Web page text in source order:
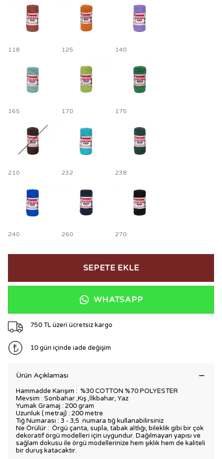
118 125 140
165 170 175
210 232 238
240 260 270
SEPETE EKLE
WHATSAPP
750 TL üzeri ücretsiz kargo
10 gün içinde iade değişim
Ürün Açıklaması
Hammadde Karışım : %30 COTTON %70 POLYESTER
Mevsim : Sonbahar ,Kış ,İlkbahar, Yaz
Yumak Gramaj : 200 gram
Uzunluk ( metraj) : 200 metre
Tığ Numarası : 3 - 3,5 numara tığ kullanabilirsiniz
Ne Örülür : Örgü çanta, supla, tabak altlığı, bileklik gibi bir çok
dekoratif örgü modelleri için uygundur. Dağılmayan yapısı ve
sağlam dokusu ile örgü modellerinize hem şıklık hem de kaliteli
bir duruş katacaktır.